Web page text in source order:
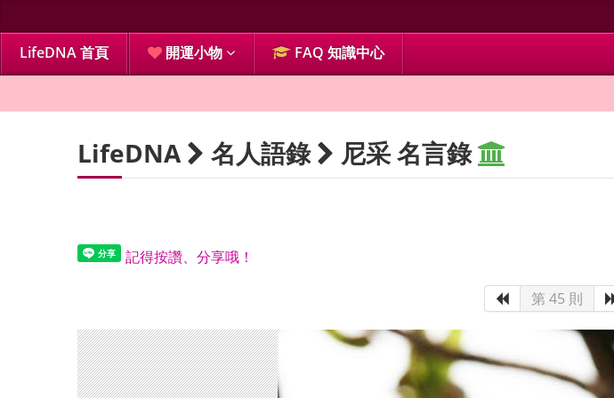
LifeDNA 首頁 開運小物 FAQ 知識中心
LifeDNA 名人語錄 尼采 名言錄
記得按讚、分享哦！
第 45 則